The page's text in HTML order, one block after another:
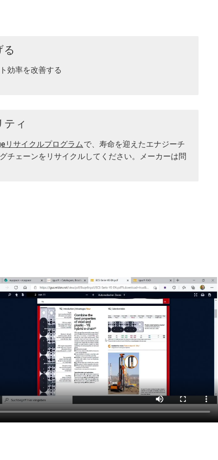
る
効率を改善する
ティ
リサイクルプログラム で、寿命を迎えたエナジーチ
チェーンをリサイクルしてください。メーカーは問